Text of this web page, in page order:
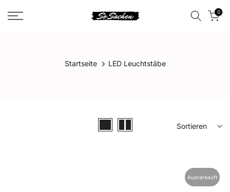
Kontent
0
Startseite LED Leuchtstäbe
Sortieren
Ausverkauft